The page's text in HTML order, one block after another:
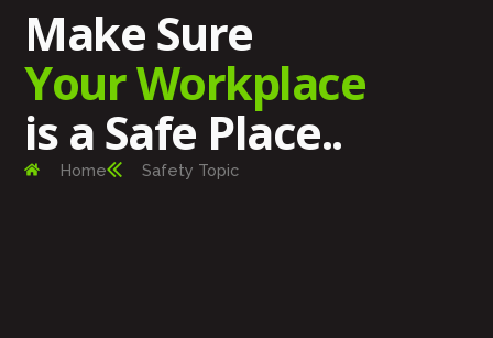
Make Sure
Your Workplace
is a Safe Place..
Home Safety Topic